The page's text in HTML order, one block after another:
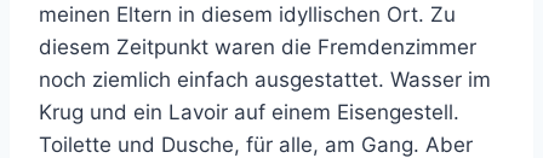
meinen Eltern in diesem idyllischen Ort. Zu
diesem Zeitpunkt waren die Fremdenzimmer
noch ziemlich einfach ausgestattet. Wasser im
Krug und ein Lavoir auf einem Eisengestell.
Toilette und Dusche, für alle, am Gang. Aber